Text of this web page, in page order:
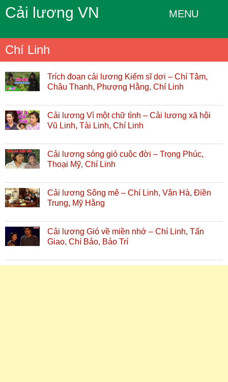
Cải lương VN MENU
Chí Linh
Trích đoạn cải lương Kiếm sĩ dơi – Chí Tâm,
Châu Thanh, Phượng Hằng, Chí Linh
Cải lương Vì một chữ tình – Cải lương xã hội
Vũ Linh, Tài Linh, Chí Linh
Cải lương sóng gió cuộc đời – Trọng Phúc,
Thoại Mỹ, Chí Linh
Cải lương Sông mê – Chí Linh, Vân Hà, Điền
Trung, Mỹ Hằng
Cải lương Gió về miền nhớ – Chí Linh, Tấn
Giao, Chí Bảo, Bảo Trí